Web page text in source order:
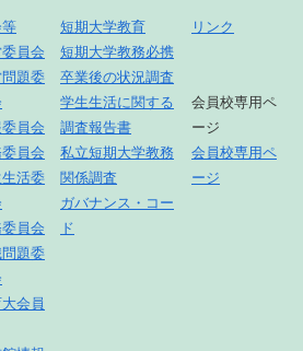
員会
題委
員会
委員会
活委
員会
題委
会員
短期大学教育
短期大学教務必携
卒業後の状況調査
学生生活に関する
調査報告書
私立短期大学教務
関係調査
ガバナンス・コー
ド
リンク
会員校専用ペ
ージ
会員校専用ペ
ージ